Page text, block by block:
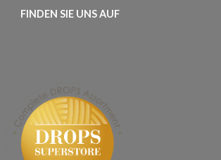
FINDEN SIE UNS AUF